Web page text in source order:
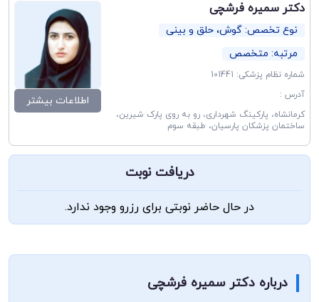
دکتر سمیره فرشچی
نوع تخصص: گوش، حلق و بینی
مرتبه: متخصص
شماره نظام پزشکی: 101441
آدرس :
کرمانشاه، پارکینگ شهرداری، رو به روی پارک شیرین،
ساختمان پزشکان پارسیان، طبقه سوم
اطلاعات بیشتر
دریافت نوبت
در حال حاضر نوبتی برای رزرو وجود ندارد.
درباره دکتر سمیره فرشچی